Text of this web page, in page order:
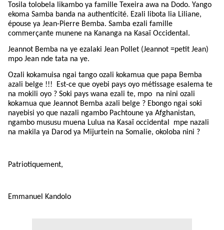
Tosila tolobela likambo ya famille Texeira awa na Dodo. Yango
ekoma Samba banda na authenticité. Ezali libota lia Liliane,
épouse ya Jean-Pierre Bemba. Samba ezali famille
commerçante munene na Kananga na Kasaï Occidental.
Jeannot Bemba na ye ezalaki Jean Pollet (Jeannot =petit Jean)
mpo Jean nde tata na ye.
Ozali kokamuisa ngai tango ozali kokamua que papa Bemba
azali belge !!! Est-ce que oyebi pays oyo métissage esalema te
na mokili oyo ? Soki pays wana ezali te, mpo na nini ozali
kokamua que Jeannot Bemba azali belge ? Ebongo ngai soki
nayebisi yo que nazali ngambo Pachtoune ya Afghanistan,
ngambo mususu muena Lulua na Kasaï occidental mpe nazali
na makila ya Darod ya Mijurtein na Somalie, okoloba nini ?
Patriotiquement,
Emmanuel Kandolo